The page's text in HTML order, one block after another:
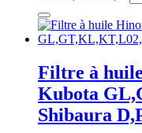
Filtre à
Kubota
Shibaura